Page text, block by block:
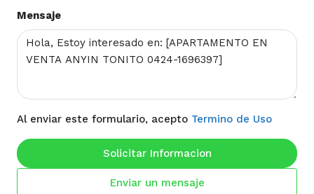
Mensaje
Al enviar este formulario, acepto Termino de Uso
Solicitar Informacion
Enviar un mensaje